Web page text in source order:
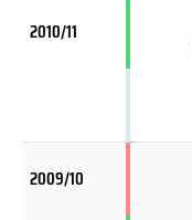
2010/11
2009/10